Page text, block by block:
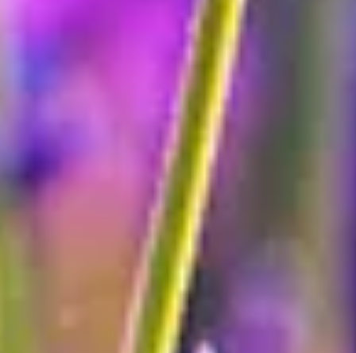
Seit jeher gilt Lavendel als Arzneimittel gegen Angst, Erschöpfung,
Unruhe und vieles mehr. Auch bei Einschlafstörung helfen die
Wusstest du, dass ein Bündel Lavendel am Bett wahre Wunder
bewirken kann? Du wirst besser und ruhiger schlafen können.
Der Name Lavendel
Der deutsche Name „Lavendel“ ist eine Abwandlung des
lateinischen Wortes „lavandula“, das auch in den lateinischen
Namen der Arten vorkommt. Ursprung ist das lateinische „lavare“,
zu Deutsch: „waschen“. Die Form „lavandula“ bedeutet „zum
Waschen gehörig“ und weist darauf hin, wie Lavendel im Alten
Rom eingesetzt wurde: Er diente als Badezusatz und als Duft für das
intensiven, aromatischen Duft beliebt und wird entsprechend